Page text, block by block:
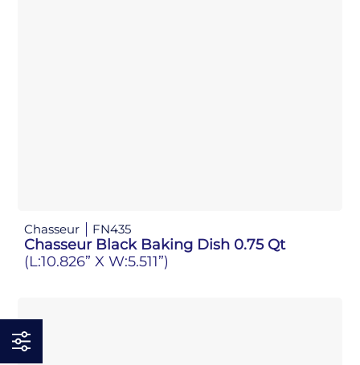
Chasseur FN435
Chasseur Black Baking Dish 0.75 Qt
(L:10.826” X W:5.511”)